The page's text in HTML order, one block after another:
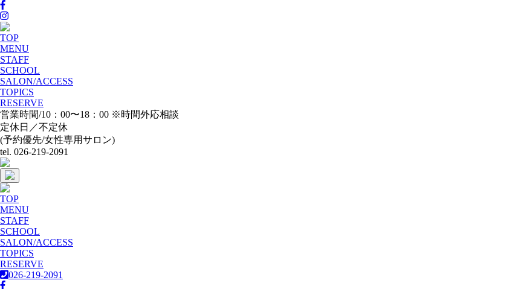
TOP
MENU
STAFF
SCHOOL
SALON/ACCESS
TOPICS
RESERVE
営業時間/10：00〜18：00 ※時間外応相談
定休日／不定休
(予約優先/女性専用サロン)
tel. 026-219-2091
TOP
MENU
STAFF
SCHOOL
SALON/ACCESS
TOPICS
RESERVE
026-219-2091